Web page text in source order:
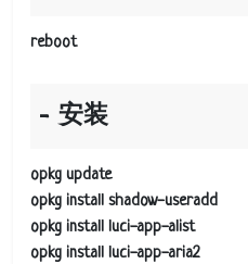
reboot
安装
opkg update
opkg install shadow-useradd
opkg install luci-app-alist
opkg install luci-app-aria2